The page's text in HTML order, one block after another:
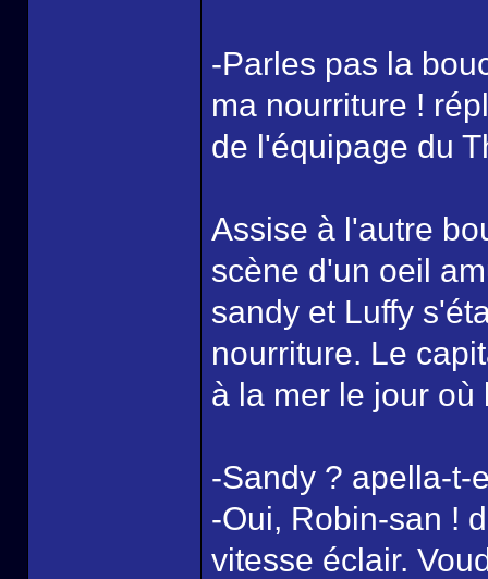
-Parles pas la
ma nourriture !
de l'équipage du
Assise à l'autre
scène d'un oeil
sandy et Luffy
nourriture. Le
à la mer le jour où
-Sandy ? apella-t-
-Oui, Robin-san !
vitesse éclair.